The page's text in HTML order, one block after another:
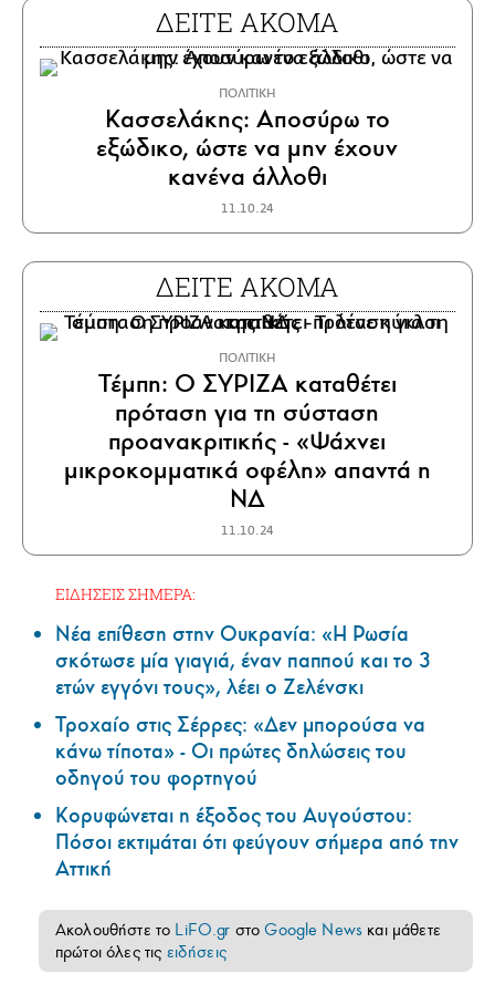
ΔΕΙΤΕ ΑΚΟΜΑ
ΠΟΛΙΤΙΚΗ
Κασσελάκης: Αποσύρω το
εξώδικο, ώστε να μην έχουν
κανένα άλλοθι
11.10.24
ΔΕΙΤΕ ΑΚΟΜΑ
ΠΟΛΙΤΙΚΗ
Τέμπη: Ο ΣΥΡΙΖΑ καταθέτει
πρόταση για τη σύσταση
προανακριτικής - «Ψάχνει
μικροκομματικά οφέλη» απαντά η
ΝΔ
11.10.24
ΕΙΔΗΣΕΙΣ ΣΗΜΕΡΑ:
Νέα επίθεση στην Ουκρανία: «Η Ρωσία
σκότωσε μία γιαγιά, έναν παππού και το 3
ετών εγγόνι τους», λέει ο Ζελένσκι
Τροχαίο στις Σέρρες: «Δεν μπορούσα να
κάνω τίποτα» - Οι πρώτες δηλώσεις του
οδηγού του φορτηγού
Κορυφώνεται η έξοδος του Αυγούστου:
Πόσοι εκτιμάται ότι φεύγουν σήμερα από την
Αττική
Ακολουθήστε το LiFO.gr στοGoogle News και μάθετε
πρώτοι όλες τις ειδήσεις